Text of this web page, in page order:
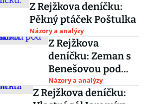
Z Rejžkova deníčku:
Pěkný ptáček Poštulka
Názory a analýzy
Z Rejžkova
deníčku: Zeman s
Benešovou pod
rozkvetlou třešní
Názory a analýzy
Z Rejžkova deníčku: